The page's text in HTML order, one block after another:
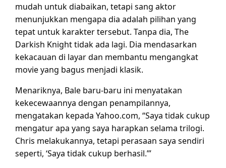
mudah untuk diabaikan, tetapi sang aktor
menunjukkan mengapa dia adalah pilihan yang
tepat untuk karakter tersebut. Tanpa dia, The
Darkish Knight tidak ada lagi. Dia mendasarkan
kekacauan di layar dan membantu mengangkat
movie yang bagus menjadi klasik.
Menariknya, Bale baru-baru ini menyatakan
kekecewaannya dengan penampilannya,
mengatakan kepada Yahoo.com, “Saya tidak cukup
mengatur apa yang saya harapkan selama trilogi.
Chris melakukannya, tetapi perasaan saya sendiri
seperti, ‘Saya tidak cukup berhasil.’”